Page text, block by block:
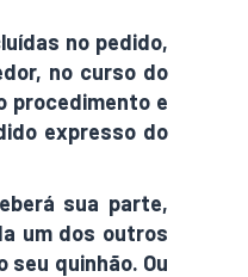
no pedido,
no curso do
procedimento e
expresso do
sua parte,
um dos outros
quinhão. Ou